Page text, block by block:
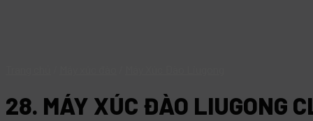
28. MÁY XÚC ĐÀO LIUGONG